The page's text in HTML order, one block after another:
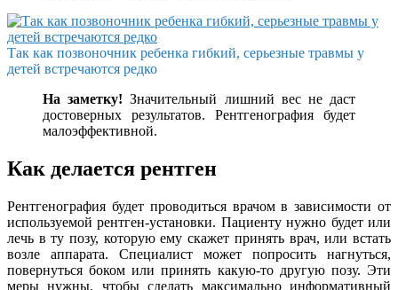
Так как позвоночник ребенка гибкий, серьезные травмы у
детей встречаются редко
На заметку! Значительный лишний вес не даст
достоверных результатов. Рентгенография будет
малоэффективной.
Как делается рентген
Рентгенография будет проводиться врачом в зависимости от
используемой рентген-установки. Пациенту нужно будет или
лечь в ту позу, которую ему скажет принять врач, или встать
возле аппарата. Специалист может попросить нагнуться,
повернуться боком или принять какую-то другую позу. Эти
меры нужны, чтобы сделать максимально информативный